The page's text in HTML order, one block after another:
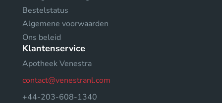
Bestelstatus
Algemene voorwaarden
Ons beleid
Klantenservice
Apotheek Venestra
contact@venestranl.com
+44-203-608-1340